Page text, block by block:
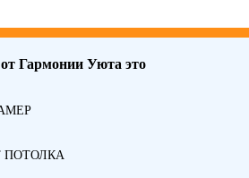
Гармонии Уюта это
ПОТОЛКА